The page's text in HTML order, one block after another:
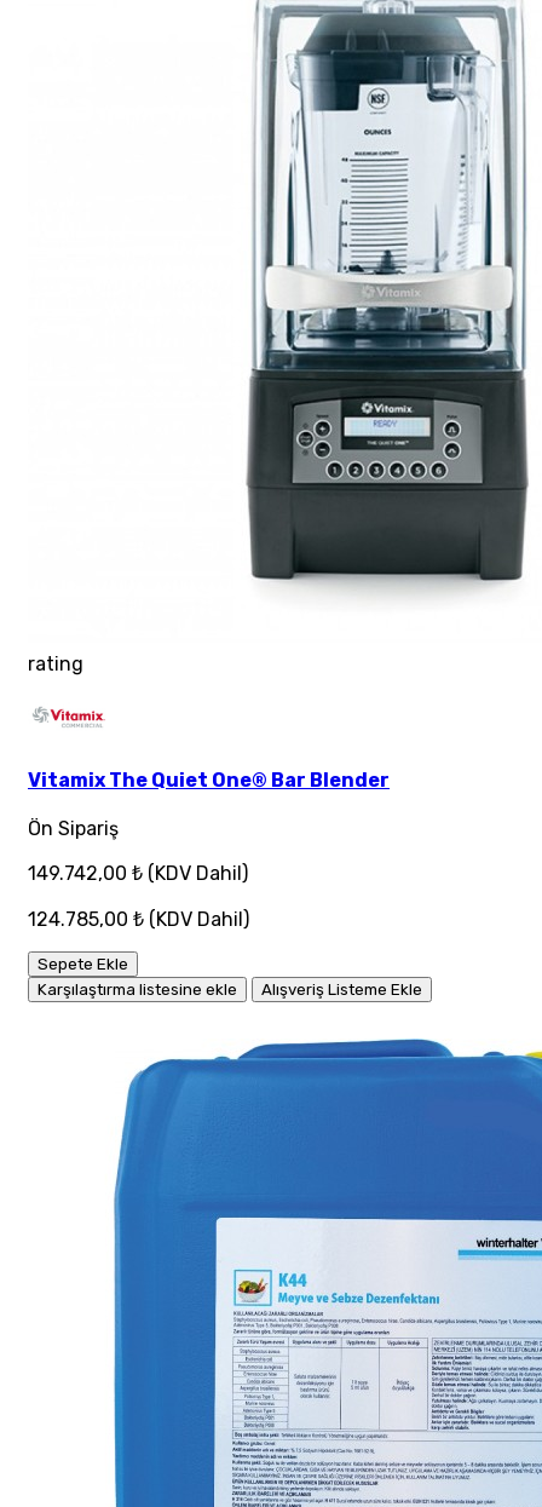
rating
Vitamix The Quiet One® Bar Blender
Ön Sipariş
149.742,00 ₺ (KDV Dahil)
124.785,00 ₺ (KDV Dahil)
Sepete Ekle
Karşılaştırma listesine ekle
Alışveriş Listeme Ekle